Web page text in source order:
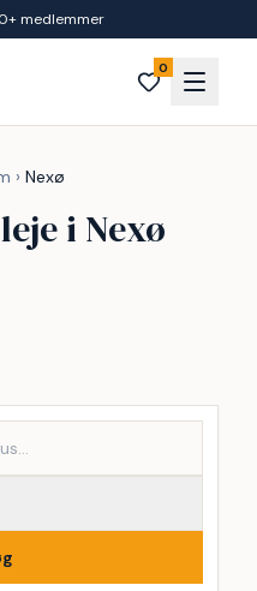
medlemmer
0
› Nexø
i Nexø